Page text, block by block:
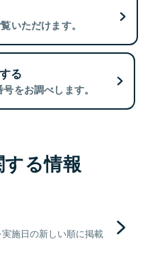
いただけます。
る
をお調べします。
る情報
施日の新しい順に掲載